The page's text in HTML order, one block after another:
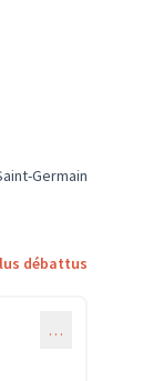
et cadre de
pour le
Germain
débattus
…